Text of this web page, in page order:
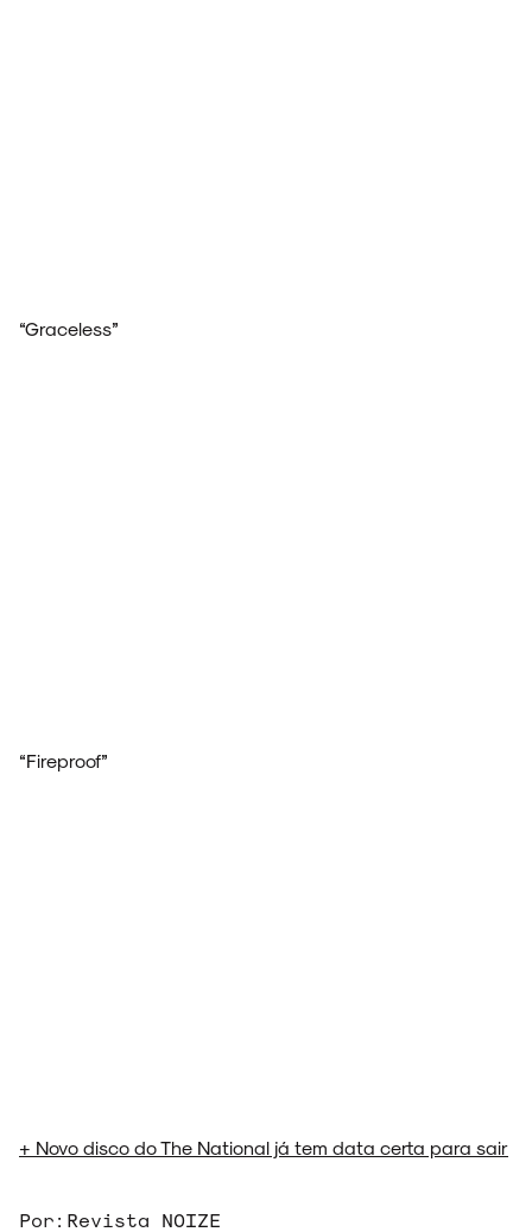
SOBRE
“Graceless”
“Fireproof”
+ Novo disco do The National já tem data certa para sair
Por: Revista NOIZE